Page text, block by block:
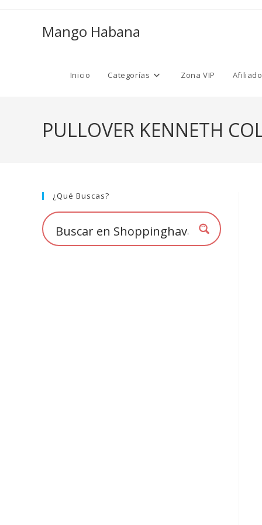
Mango Habana
Inicio Categorías Zona VIP
PULLOVER KENNETH
¿Qué Buscas?